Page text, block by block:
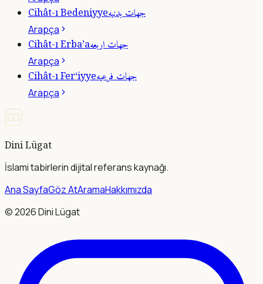
Cihât-ı Bedeniyyeجهات بدنيه
Arapça
Cihât-ı Erba’aجهات اربعه
Arapça
Cihât-ı Fer‘iyyeجهات فرعيه
Arapça
Dini Lügat
İslami tabirlerin dijital referans kaynağı.
Ana SayfaGöz AtAramaHakkımızda
©2026Dini Lügat